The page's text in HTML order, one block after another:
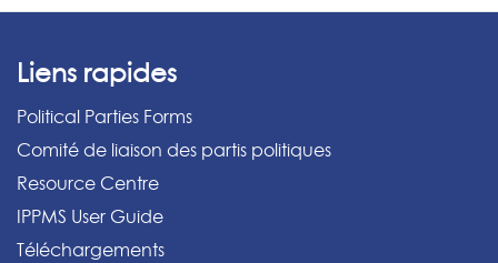
Liens rapides
Political Parties Forms
Comité de liaison des partis politiques
Resource Centre
IPPMS User Guide
Téléchargements